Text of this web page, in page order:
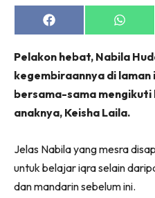
Share
on
Share
on
Pelakon hebat, Nabila
kegembiraannya di
bersama-sama mengikuti
anaknya, Keisha Laila.
Jelas Nabila yang mesra
untuk belajar iqra selain
dan mandarin sebelum ini.